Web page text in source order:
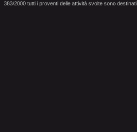
383/2000 tutti i proventi delle attività svolte sono